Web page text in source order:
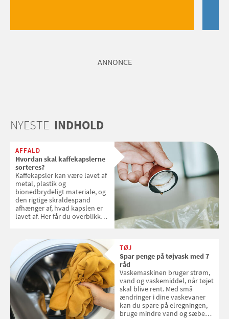
ANNONCE
NYESTE INDHOLD
AFFALD
Hvordan skal kaffekapslerne
sorteres?
Kaffekapsler kan være lavet af
metal, plastik og
bionedbrydeligt materiale, og
den rigtige skraldespand
afhænger af, hvad kapslen er
lavet af. Her får du overblikket
TØJ
Spar penge på tøjvask med 7
råd
Vaskemaskinen bruger strøm,
vand og vaskemiddel, når tøjet
skal blive rent. Med små
ændringer i dine vaskevaner
kan du spare på elregningen,
bruge mindre vand og sæbe